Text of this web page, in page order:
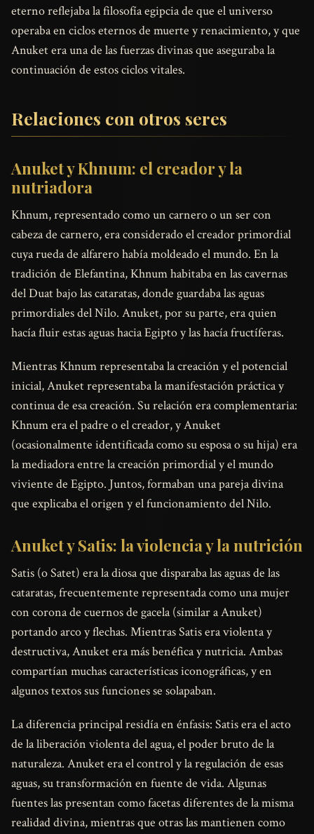
eterno reflejaba la filosofía egipcia de que el universo
operaba en ciclos eternos de muerte y renacimiento, y que
Anuket era una de las fuerzas divinas que aseguraba la
continuación de estos ciclos vitales.
Relaciones con otros seres
Anuket y Khnum: el creador y la
nutriadora
Khnum, representado como un carnero o un ser con
cabeza de carnero, era considerado el creador primordial
cuya rueda de alfarero había moldeado el mundo. En la
tradición de Elefantina, Khnum habitaba en las cavernas
del Duat bajo las cataratas, donde guardaba las aguas
primordiales del Nilo. Anuket, por su parte, era quien
hacía fluir estas aguas hacia Egipto y las hacía fructíferas.
Mientras Khnum representaba la creación y el potencial
inicial, Anuket representaba la manifestación práctica y
continua de esa creación. Su relación era complementaria:
Khnum era el padre o el creador, y Anuket
(ocasionalmente identificada como su esposa o su hija) era
la mediadora entre la creación primordial y el mundo
viviente de Egipto. Juntos, formaban una pareja divina
que explicaba el origen y el funcionamiento del Nilo.
Anuket y Satis: la violencia y la nutrición
Satis (o Satet) era la diosa que disparaba las aguas de las
cataratas, frecuentemente representada como una mujer
con corona de cuernos de gacela (similar a Anuket)
portando arco y flechas. Mientras Satis era violenta y
destructiva, Anuket era más benéfica y nutricia. Ambas
compartían muchas características iconográficas, y en
algunos textos sus funciones se solapaban.
La diferencia principal residía en énfasis: Satis era el acto
de la liberación violenta del agua, el poder bruto de la
naturaleza. Anuket era el control y la regulación de esas
aguas, su transformación en fuente de vida. Algunas
fuentes las presentan como facetas diferentes de la misma
realidad divina, mientras que otras las mantienen como